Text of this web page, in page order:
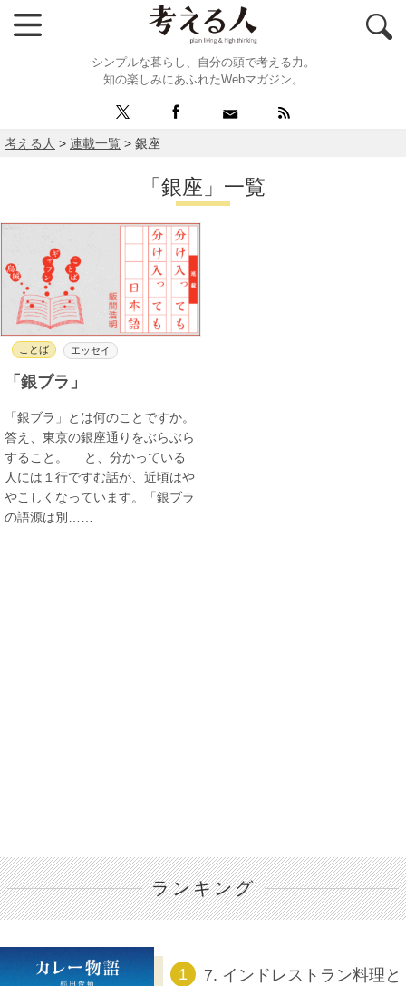
シンプルな暮らし、自分の頭で考える力。
知の楽しみにあふれたWebマガジン。
考える人 > 連載一覧 > 銀座
「銀座」一覧
ことば エッセイ
「銀ブラ」
「銀ブラ」とは何のことですか。
答え、東京の銀座通りをぶらぶら
すること。 と、分かっている
人には１行ですむ話が、近頃はや
やこしくなっています。「銀ブラ
の語源は別……
ランキング
7. インドレストラン料理と